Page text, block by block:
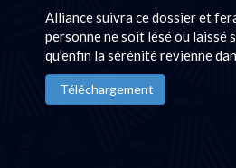
Alliance suivra ce dossier et
personne ne soit lésé ou laissé
qu’enfin la sérénité revienne
Téléchargement